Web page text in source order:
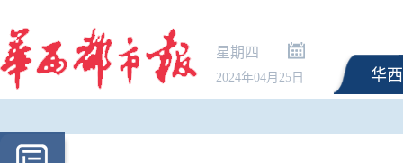
星期四
2024年04月25日 华